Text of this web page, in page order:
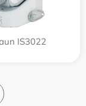
IS3022